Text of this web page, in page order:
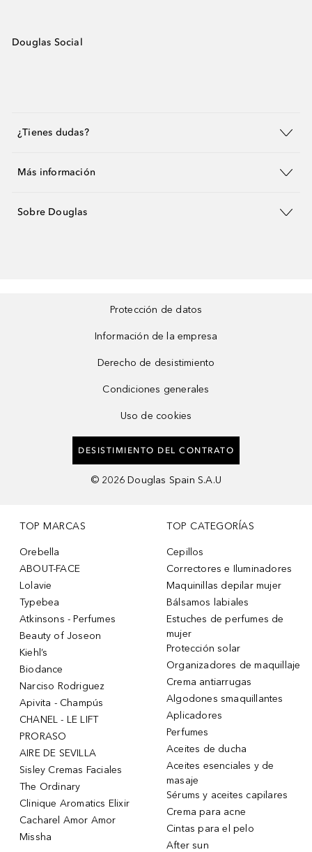
Douglas Social
¿Tienes dudas?
Más información
Sobre Douglas
Protección de datos
Información de la empresa
Derecho de desistimiento
Condiciones generales
Uso de cookies
DESISTIMIENTO DEL CONTRATO
© 2026 Douglas Spain S.A.U
TOP MARCAS
Orebella
ABOUT-FACE
Lolavie
Typebea
Atkinsons - Perfumes
Beauty of Joseon
Kiehl’s
Biodance
Narciso Rodriguez
Apivita - Champús
CHANEL - LE LIFT
PRORASO
AIRE DE SEVILLA
Sisley Cremas Faciales
The Ordinary
Clinique Aromatics Elixir
Cacharel Amor Amor
Missha
TOP CATEGORÍAS
Cepillos
Correctores e Iluminadores
Maquinillas depilar mujer
Bálsamos labiales
Estuches de perfumes de
mujer
Protección solar
Organizadores de maquillaje
Crema antiarrugas
Algodones smaquillantes
Aplicadores
Perfumes
Aceites de ducha
Aceites esenciales y de
masaje
Sérums y aceites capilares
Crema para acne
Cintas para el pelo
After sun